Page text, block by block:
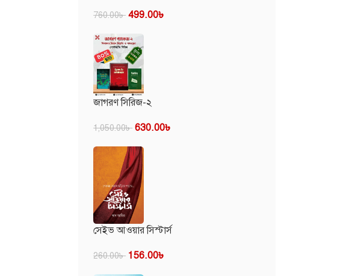
760.00৳ 499.00৳
জাগরণ সিরিজ-২
1,050.00৳ 630.00৳
সেইভ আওয়ার সিস্টার্স
260.00৳ 156.00৳